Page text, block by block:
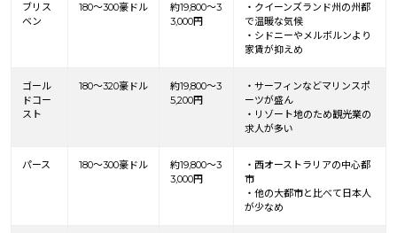
ブリス
ベン
180〜300豪ドル
約19,800〜3
3,000円
・クイーンズランド州の州都
で温暖な気候
・シドニーやメルボルンより
家賃が抑えめ
ゴール
ドコー
スト
180〜320豪ドル
約19,800〜3
5,200円
・サーフィンなどマリンスポ
ーツが盛ん
・リゾート地のため観光業の
求人が多い
パース 180〜300豪ドル
約19,800〜3
3,000円
・西オーストラリアの中心都
市
・他の大都市と比べて日本人
が少なめ